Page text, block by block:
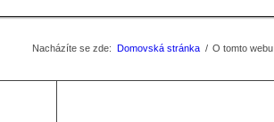
Nacházíte se zde: Domovská stránka / O tomto webu